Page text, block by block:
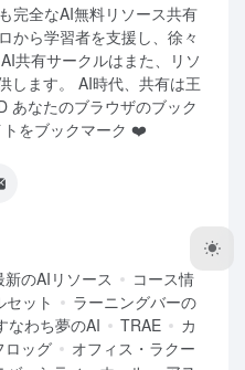
完全なAI無料リソース共有
から学習者を支援し、徐々
共有サークルはまた、リソ
します。 AI時代、共有は王
あなたのブラウザのブック
トをブックマーク ❤️
新のAIリソース
コース情
セット
ラーニングバーの
なわち夢のAI TRAE
カ
ロッグ
オフィス・ラクー